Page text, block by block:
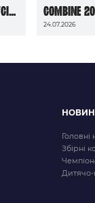
Combine
24.07.2026
Головні
Збірні